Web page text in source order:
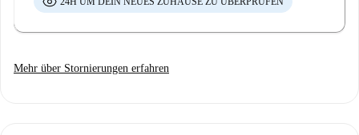
Mehr über Stornierungen erfahren